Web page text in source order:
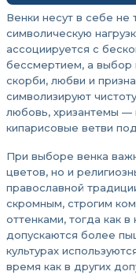
Венки несут в себе не
символическую
ассоциируется с
бессмертием, а выбор
скорби, любви и
символизируют
любовь, хризантемы —
кипарисовые ветви
При выборе венка
цветов, но и
православной
скромным, строгим
оттенками, тогда как в
допускаются более
культурах
время как в других